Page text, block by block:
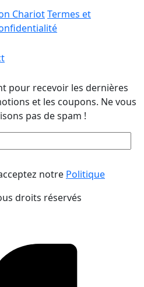
ChariotTermes et
pour recevoir les dernières
et les coupons. Ne vous
pas de spam !
notre Politique
droits réservés